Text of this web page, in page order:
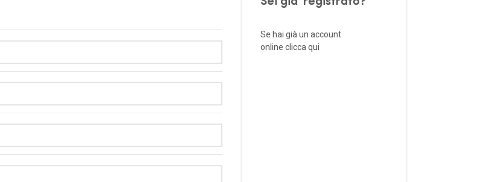
Se hai già un account
online clicca qui